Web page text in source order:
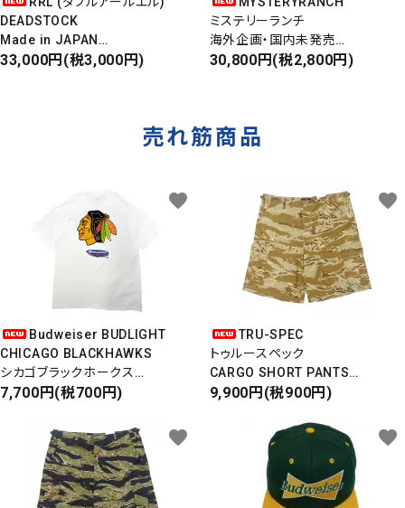
DEADSTOCK
Made in JAPAN
DAMAGE DENIM PANTS
33,000円(税3,000円)
ミステリーランチ
海外企画・国内未発売
WAIST BAG
30,800円(税2,800円)
売れ筋商品
Budweiser BUDLIGHT
CHICAGO BLACKHAWKS
シカゴブラックホークス
半袖Tシャツ
7,700円(税700円)
favorite
TRU-SPEC
トゥルースペック
CARGO SHORT PANTS
カーゴショートパンツ
タイガーカモ
9,900円(税900円)
favorite
favorite favorite